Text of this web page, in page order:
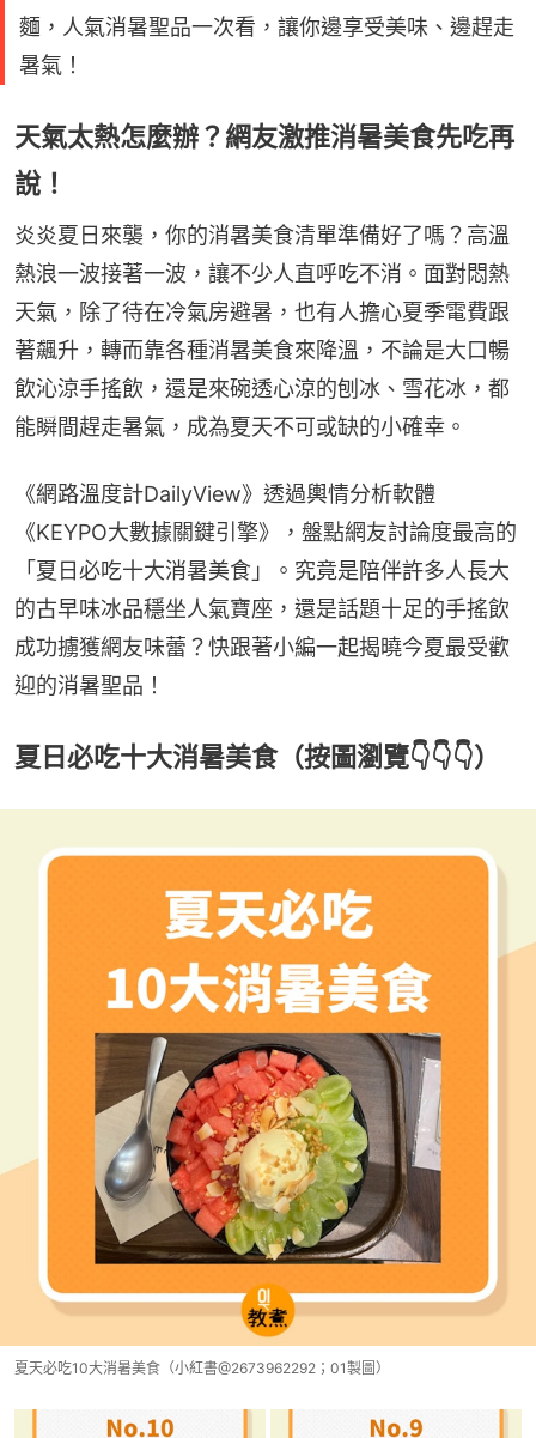
麵，人氣消暑聖品一次看，讓你邊享受美味、邊趕走
暑氣！
天氣太熱怎麼辦？網友激推消暑美食先吃再
說！
炎炎夏日來襲，你的消暑美食清單準備好了嗎？高溫
熱浪一波接著一波，讓不少人直呼吃不消。面對悶熱
天氣，除了待在冷氣房避暑，也有人擔心夏季電費跟
著飆升，轉而靠各種消暑美食來降溫，不論是大口暢
飲沁涼手搖飲，還是來碗透心涼的刨冰、雪花冰，都
能瞬間趕走暑氣，成為夏天不可或缺的小確幸。
《網路溫度計DailyView》透過輿情分析軟體
《KEYPO大數據關鍵引擎》，盤點網友討論度最高的
「夏日必吃十大消暑美食」。究竟是陪伴許多人長大
的古早味冰品穩坐人氣寶座，還是話題十足的手搖飲
成功擄獲網友味蕾？快跟著小編一起揭曉今夏最受歡
迎的消暑聖品！
夏日必吃十大消暑美食（按圖瀏覽👇👇👇）
夏天必吃10大消暑美食（小紅書@2673962292；01製圖）